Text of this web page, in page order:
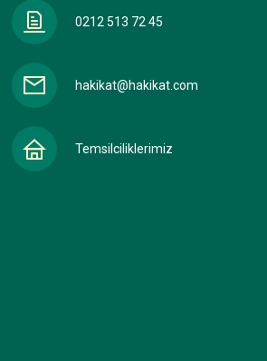
0212 513 72 45
hakikat@hakikat.com
Temsilciliklerimiz